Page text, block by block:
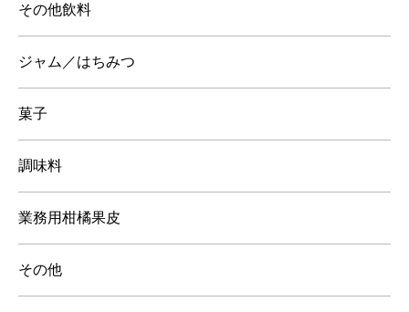
その他飲料
ジャム／はちみつ
菓子
調味料
業務用柑橘果皮
その他